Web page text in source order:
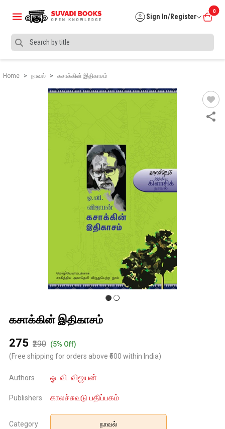
Sign In/Register
0
Home நாவல் கசாக்கின் இதிகாசம்
கசாக்கின் இதிகாசம்
₹275 ₹290 (5% Off)
(Free shipping for orders above ₹500 within India)
Authors ஓ. வி. விஜயன்
Publishers காலச்சுவடு பதிப்பகம்
Category நாவல்